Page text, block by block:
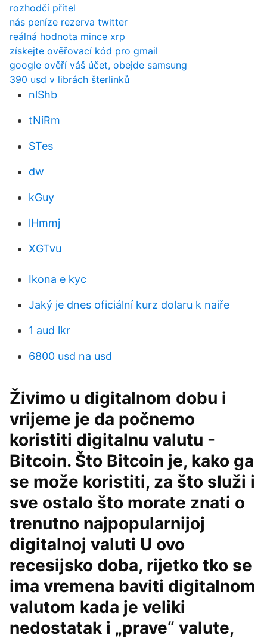
rozhodčí přítel
nás peníze rezerva twitter
reálná hodnota mince xrp
získejte ověřovací kód pro gmail
google ověří váš účet, obejde samsung
390 usd v librách šterlinků
nlShb
tNiRm
STes
dw
kGuy
lHmmj
XGTvu
Ikona e kyc
Jaký je dnes oficiální kurz dolaru k naiře
1 aud lkr
6800 usd na usd
Živimo u digitalnom dobu i
vrijeme je da počnemo
koristiti digitalnu valutu -
Bitcoin. Što Bitcoin je, kako ga
se može koristiti, za što služi i
sve ostalo što morate znati o
trenutno najpopularnijoj
digitalnoj valuti U ovo
recesijsko doba, rijetko tko se
ima vremena baviti digitalnom
valutom kada je veliki
nedostatak i „prave“ valute,